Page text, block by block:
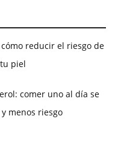
reducir el riesgo de
piel
comer uno al día se
menos riesgo